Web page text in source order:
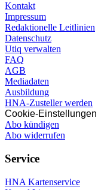
Kontakt
Impressum
Redaktionelle Leitlinien
Datenschutz
Utiq verwalten
FAQ
AGB
Mediadaten
Ausbildung
HNA-Zusteller werden
Cookie-Einstellungen
Abo kündigen
Abo widerrufen
Service
HNA Kartenservice